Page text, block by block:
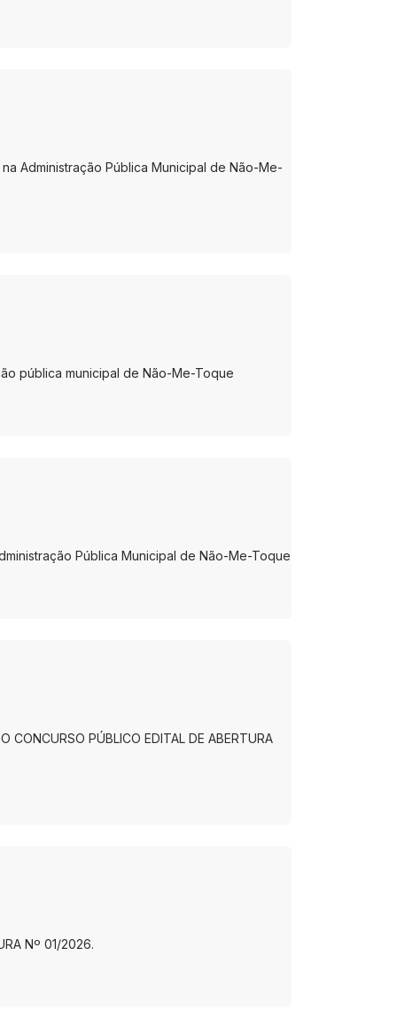
Administração Pública Municipal de Não-Me-
pública municipal de Não-Me-Toque
Pública Municipal de Não-Me-Toque
CONCURSO PÚBLICO EDITAL DE ABERTURA
Nº 01/2026.